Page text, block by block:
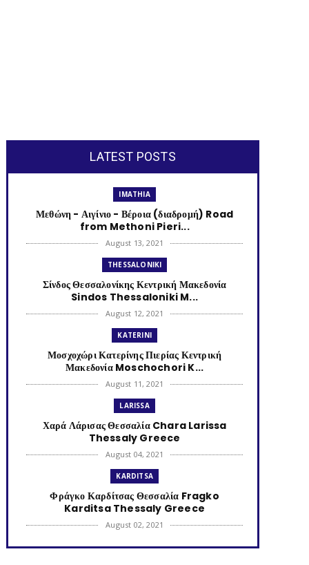
LATEST POSTS
IMATHIA
Μεθώνη - Αιγίνιο - Βέροια (διαδρομή) Road
from Methoni Pieri...
August 13, 2021
THESSALONIKI
Σίνδος Θεσσαλονίκης Κεντρική Μακεδονία
Sindos Thessaloniki M...
August 12, 2021
KATERINI
Μοσχοχώρι Κατερίνης Πιερίας Κεντρική
Μακεδονία Moschochori K...
August 11, 2021
LARISSA
Χαρά Λάρισας Θεσσαλία Chara Larissa
Thessaly Greece
August 04, 2021
KARDITSA
Φράγκο Καρδίτσας Θεσσαλία Fragko
Karditsa Thessaly Greece
August 02, 2021
KATERINI